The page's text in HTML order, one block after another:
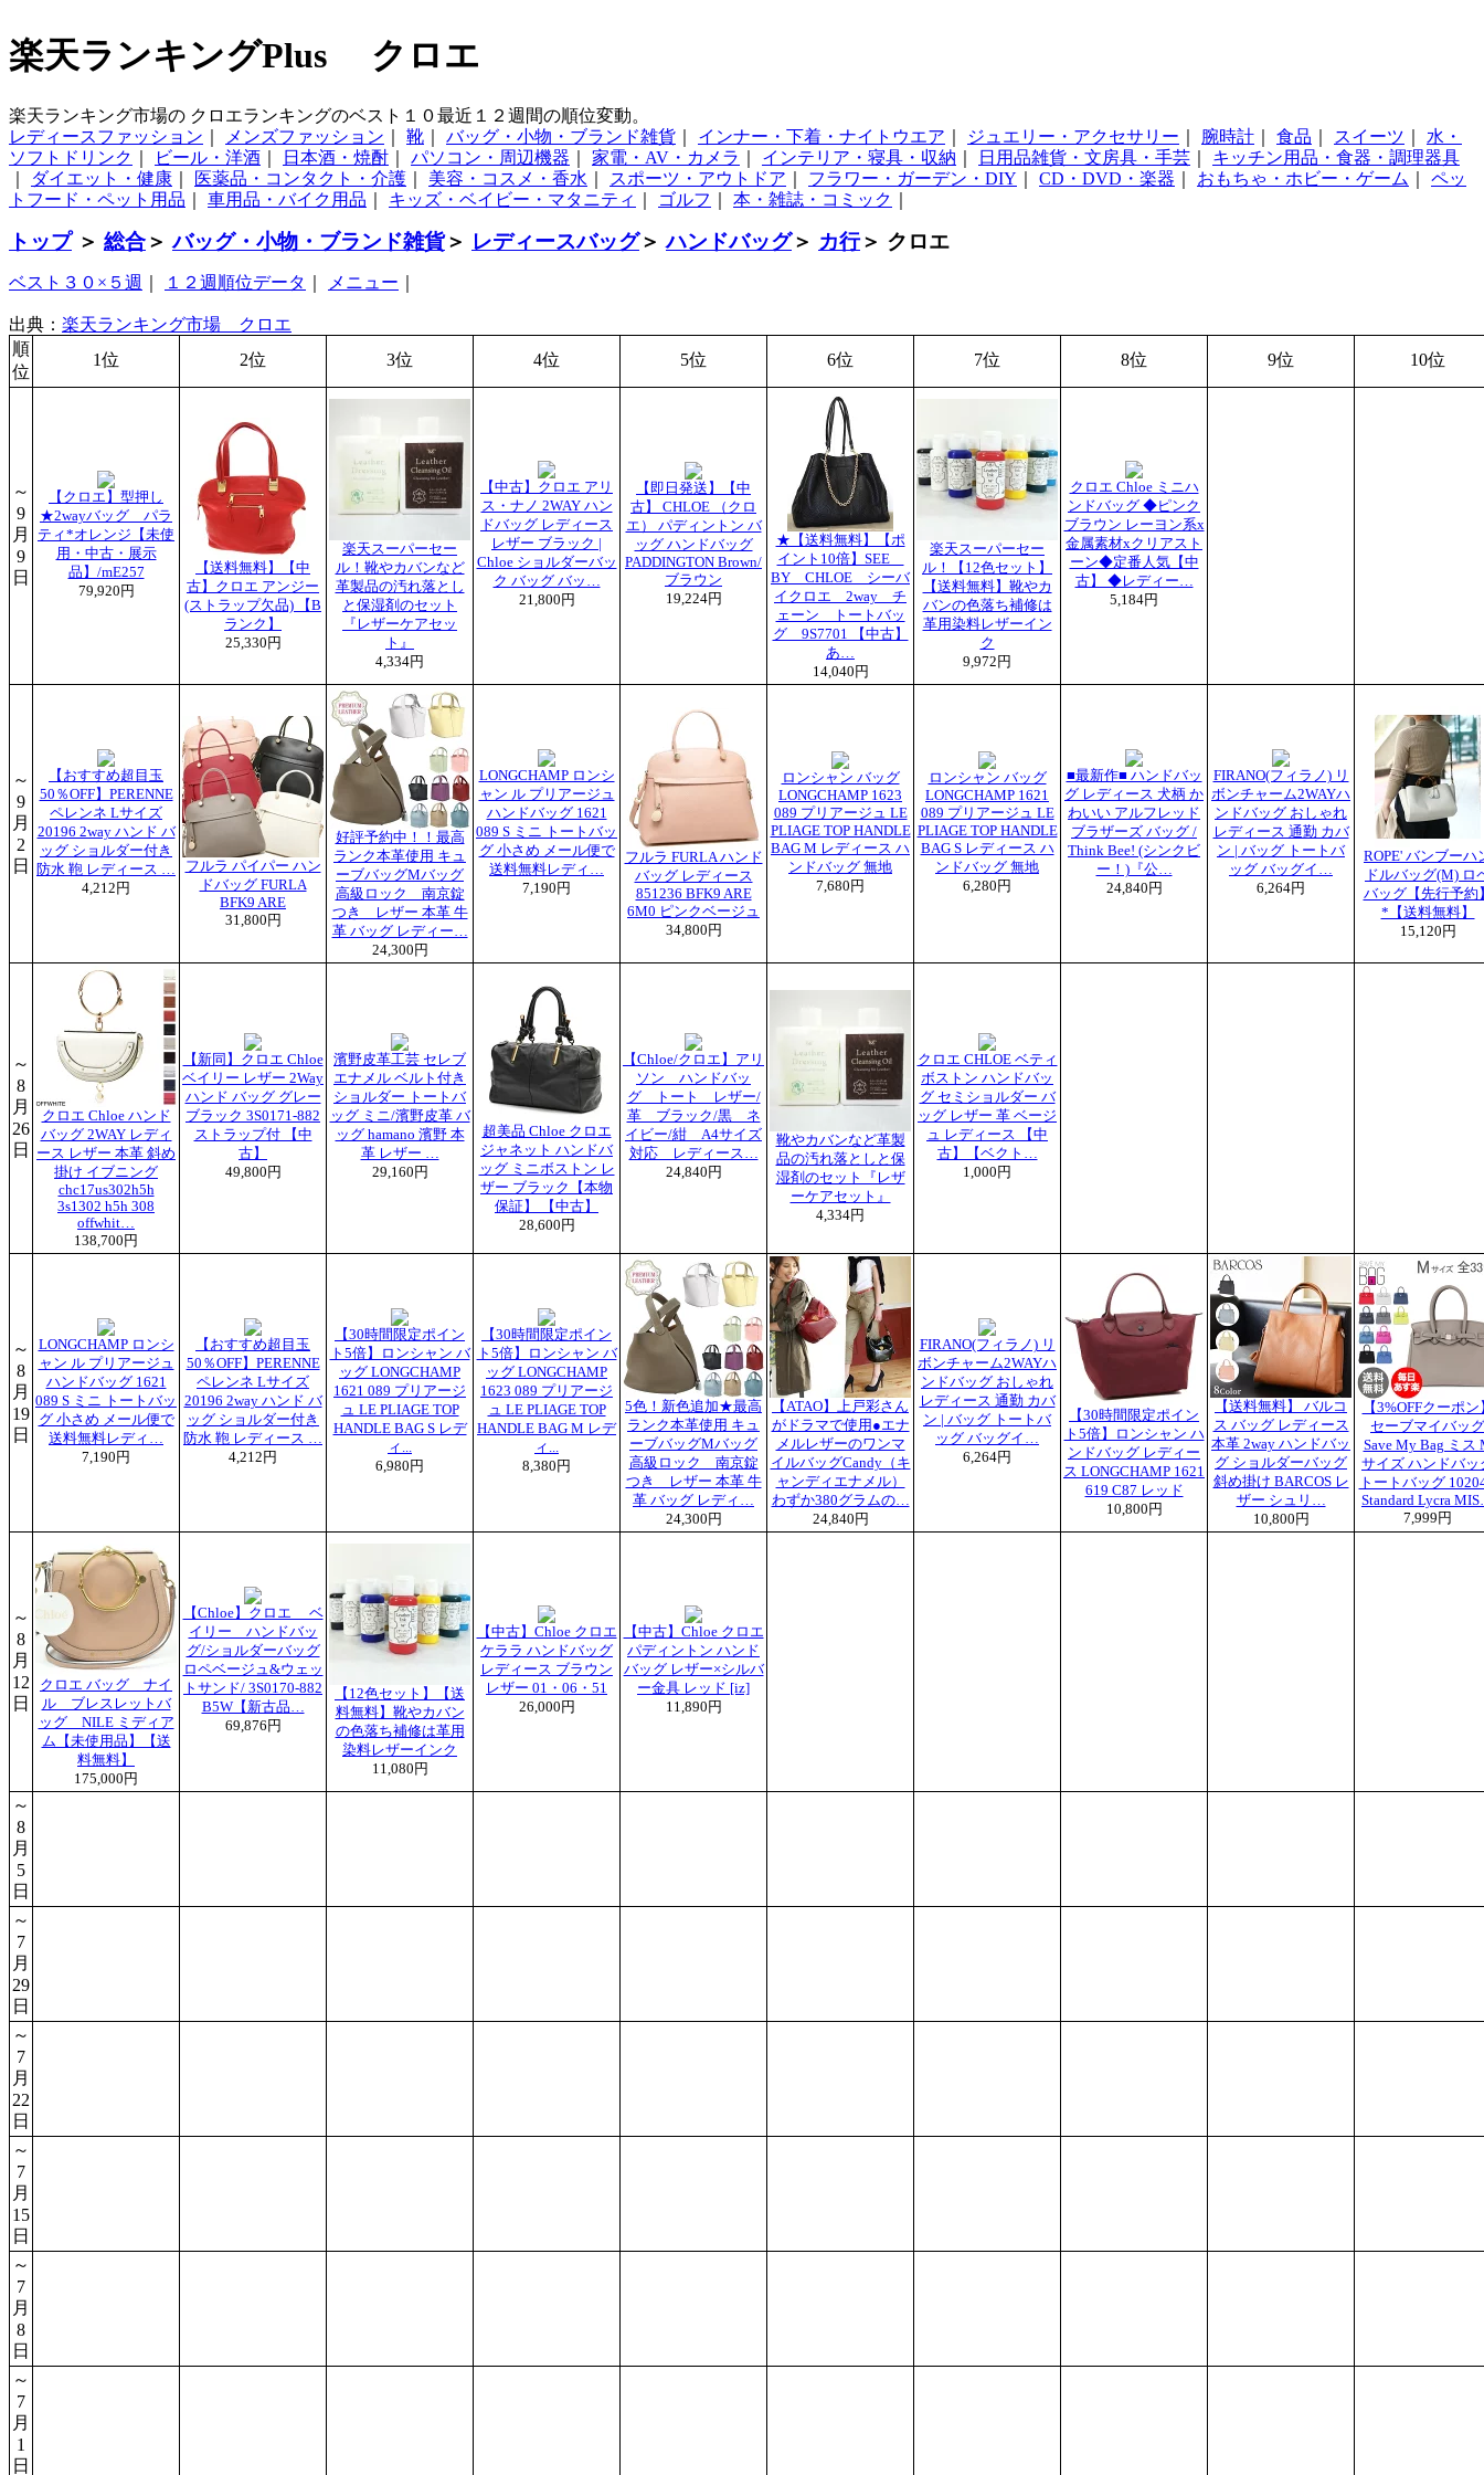
楽天ランキングPlus クロエ
楽天ランキング市場の クロエランキングのベスト１０最近１２週間の順位変動。
レディースファッション
メンズファッション 靴 バッグ・小物・ブランド雑貨 インナー・下着・ナイトウエア ジュエリー・アクセサリー 腕時計 食品 スイーツ
水・
ソフトドリンク
ビール・洋酒 日本酒・焼酎 パソコン・周辺機器 家電・AV・カメラ インテリア・寝具・収納 日用品雑貨・文房具・手芸
キッチン用品・食器・調理器具
ダイエット・健康 医薬品・コンタクト・介護 美容・コスメ・香水 スポーツ・アウトドア フラワー・ガーデン・DIY CD・DVD・楽器 おもちゃ・ホビー・ゲーム
ペッ
トフード・ペット用品
車用品・バイク用品 キッズ・ベイビー・マタニティ ゴルフ 本・雑誌・コミック
トップ＞ 総合＞バッグ・小物・ブランド雑貨＞ レディースバッグ＞ハンドバッグ＞ カ行＞ クロエ
ベスト３０×５週 １２週順位データ メニュー
出典： 楽天ランキング市場 クロエ
順
位
1位 2位 3位 4位 5位 6位 7位 8位 9位 10位
～
9
月
9
日
【クロエ】型押し
★2wayバッグ パラ
ティ*オレンジ【未使
用・中古・展示
品】/mE257
79,920円
【送料無料】【中
古】クロエ アンジー
(ストラップ欠品) 【B
ランク】
25,330円
楽天スーパーセー
ル！靴やカバンなど
革製品の汚れ落とし
と保湿剤のセット
『レザーケアセッ
ト』
4,334円
【中古】クロエ アリ
ス・ナノ 2WAY ハン
ドバッグ レディース
レザー ブラック |
Chloe ショルダーバッ
ク バッグ バッ…
21,800円
【即日発送】【中
古】 CHLOE （クロ
エ） パディントン バ
ッグ ハンドバッグ
PADDINGTON Brown/
ブラウン
19,224円
★【送料無料】【ポ
イント10倍】SEE
BY CHLOE シーバ
イクロエ 2way チ
ェーン トートバッ
グ 9S7701 【中古】
あ…
14,040円
楽天スーパーセー
ル！【12色セット】
【送料無料】靴やカ
バンの色落ち補修は
革用染料レザーイン
ク
9,972円
クロエ Chloe ミニハ
ンドバッグ ◆ピンク
ブラウン レーヨン系x
金属素材xクリアスト
ーン◆定番人気【中
古】 ◆レディー…
5,184円
～
9
月
2
日
【おすすめ超目玉
50％OFF】PERENNE
ペレンネ Lサイズ
20196 2way ハンド バ
ッグ ショルダー付き
防水 鞄 レディース …
4,212円
フルラ パイパー ハン
ドバッグ FURLA
BFK9 ARE
31,800円
好評予約中！！最高
ランク本革使用 キュ
ーブバッグMバッグ
高級ロック 南京錠
つき レザー 本革 牛
革 バッグ レディー…
24,300円
LONGCHAMP ロンシ
ャン ル プリアージュ
ハンドバッグ 1621
089 S ミニ トートバッ
グ 小さめ メール便で
送料無料レディ…
7,190円
フルラ FURLA ハンド
バッグ レディース
851236 BFK9 ARE
6M0 ピンクベージュ
34,800円
ロンシャン バッグ
LONGCHAMP 1623
089 プリアージュ LE
PLIAGE TOP HANDLE
BAG M レディース ハ
ンドバッグ 無地
7,680円
ロンシャン バッグ
LONGCHAMP 1621
089 プリアージュ LE
PLIAGE TOP HANDLE
BAG S レディース ハ
ンドバッグ 無地
6,280円
■最新作■ ハンドバッ
グ レディース 犬柄 か
わいい アルフレッド
ブラザーズ バッグ /
Think Bee! (シンクビ
ー！)『公…
24,840円
FIRANO(フィラノ) リ
ボンチャーム2WAYハ
ンドバッグ おしゃれ
レディース 通勤 カバ
ン | バッグ トートバ
ッグ バッグイ…
6,264円
ROPE' バンブーハ
ドルバッグ(M) ロ
バッグ【先行予約
*【送料無料】
15,120円
～
8
月
26
日
クロエ Chloe ハンド
バッグ 2WAY レディ
ース レザー 本革 斜め
掛け イブニング
chc17us302h5h
3s1302 h5h 308
offwhit…
138,700円
【新同】クロエ Chloe
ベイリー レザー 2Way
ハンド バッグ グレー
ブラック 3S0171-882
ストラップ付 【中
古】
49,800円
濱野皮革工芸 セレブ
エナメル ベルト付き
ショルダー トートバ
ッグ ミニ/濱野皮革 バ
ッグ hamano 濱野 本
革 レザー …
29,160円
超美品 Chloe クロエ
ジャネット ハンドバ
ッグ ミニボストン レ
ザー ブラック【本物
保証】 【中古】
28,600円
【Chloe/クロエ】アリ
ソン ハンドバッ
グ トート レザー/
革 ブラック/黒 ネ
イビー/紺 A4サイズ
対応 レディース…
24,840円
靴やカバンなど革製
品の汚れ落としと保
湿剤のセット『レザ
ーケアセット』
4,334円
クロエ CHLOE ベティ
ボストン ハンドバッ
グ セミショルダー バ
ッグ レザー 革 ベージ
ュ レディース 【中
古】【ベクト…
1,000円
～
8
月
19
日
LONGCHAMP ロンシ
ャン ル プリアージュ
ハンドバッグ 1621
089 S ミニ トートバッ
グ 小さめ メール便で
送料無料レディ…
7,190円
【おすすめ超目玉
50％OFF】PERENNE
ペレンネ Lサイズ
20196 2way ハンド バ
ッグ ショルダー付き
防水 鞄 レディース …
4,212円
【30時間限定ポイン
ト5倍】ロンシャン バ
ッグ LONGCHAMP
1621 089 プリアージ
ュ LE PLIAGE TOP
HANDLE BAG S レデ
ィ...
6,980円
【30時間限定ポイン
ト5倍】ロンシャン バ
ッグ LONGCHAMP
1623 089 プリアージ
ュ LE PLIAGE TOP
HANDLE BAG M レデ
ィ...
8,380円
5色！新色追加★最高
ランク本革使用 キュ
ーブバッグMバッグ
高級ロック 南京錠
つき レザー 本革 牛
革 バッグ レディ…
24,300円
【ATAO】上戸彩さん
がドラマで使用●エナ
メルレザーのワンマ
イルバッグCandy（キ
ャンディエナメル）
わずか380グラムの…
24,840円
FIRANO(フィラノ) リ
ボンチャーム2WAYハ
ンドバッグ おしゃれ
レディース 通勤 カバ
ン | バッグ トートバ
ッグ バッグイ…
6,264円
【30時間限定ポイン
ト5倍】ロンシャン ハ
ンドバッグ レディー
ス LONGCHAMP 1621
619 C87 レッド
10,800円
【送料無料】 バルコ
ス バッグ レディース
本革 2way ハンドバッ
グ ショルダーバッグ
斜め掛け BARCOS レ
ザー シュリ…
10,800円
【3%OFFクーポン
セーブマイバッグ
Save My Bag ミス
サイズ ハンドバッ
トートバッグ
Standard Lycra
7,999円
～
8
月
12
日
クロエ バッグ ナイ
ル ブレスレットバ
ッグ NILE ミディア
ム【未使用品】【送
料無料】
175,000円
【Chloe】クロエ ベ
イリー ハンドバッ
グ/ショルダーバッグ
ロペベージュ&ウェッ
トサンド/ 3S0170-882
B5W【新古品…
69,876円
【12色セット】【送
料無料】靴やカバン
の色落ち補修は革用
染料レザーインク
11,080円
【中古】Chloe クロエ
ケララ ハンドバッグ
レディース ブラウン
レザー 01・06・51
26,000円
【中古】Chloe クロエ
パディントン ハンド
バッグ レザー×シルバ
ー金具 レッド [iz]
11,890円
～
8
月
5
日
～
7
月
29
日
～
7
月
22
日
～
7
月
15
日
～
7
月
8
日
～
7
月
1
日